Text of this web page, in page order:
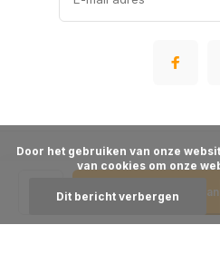
Toevoegen
Algemene voorwaarden Disclaimer
© Warehousesupply-
van cookies om onze
Dit bericht verbergen